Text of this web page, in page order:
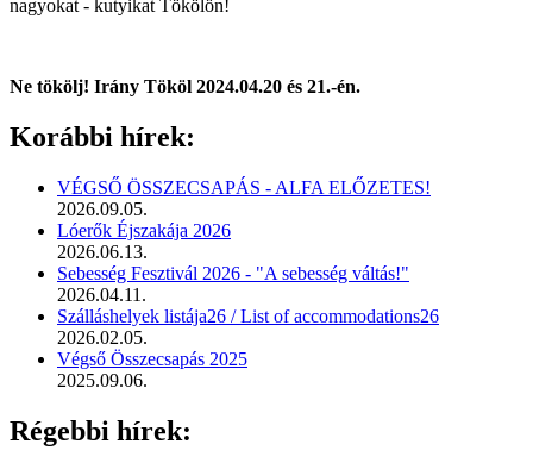
nagyokat - kutyikat Tökölön!
Ne tökölj! Irány Tököl 2024.04.20 és 21.-én.
Korábbi hírek:
VÉGSŐ ÖSSZECSAPÁS - ALFA ELŐZETES!
2026.09.05.
Lóerők Éjszakája 2026
2026.06.13.
Sebesség Fesztivál 2026 - "A sebesség váltás!"
2026.04.11.
Szálláshelyek listája26 / List of accommodations26
2026.02.05.
Végső Összecsapás 2025
2025.09.06.
Régebbi hírek: